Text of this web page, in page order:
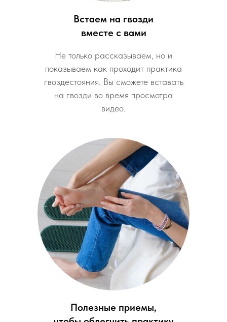
Встаем на гвозди
вместе с вами
Не только рассказываем, но и
показываем как проходит практика
гвоздестояния. Вы сможете вставать
на гвозди во время просмотра
видео.
Полезные приемы,